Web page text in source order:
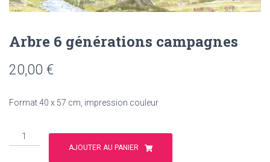
Arbre 6 générations campagnes
20,00 €
Format 40 x 57 cm, impression couleur
quantité
de
AJOUTER AU PANIER